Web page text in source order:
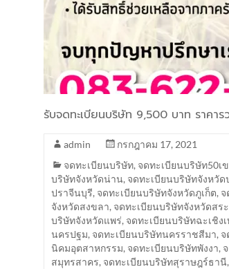
รับจดทะเบียนบริษัท 9,500 บาท ราคาร
admin
กรกฎาคม 17, 2021
จดทะเบียนบริษัท, จดทะเบียนบริษัท50เ
บริษัทจังหวัดน่าน, จดทะเบียนบริษัทจังหวั
ปราจีนบุรี, จดทะเบียนบริษัทจังหวัดภูเก็ต, จ
จังหวัดสงขลา, จดทะเบียนบริษัทจังหวัดสร
บริษัทจังหวัดแพร่, จดทะเบียนบริษัทฉะเชิงเ
นครปฐม, จดทะเบียนบริษัทนครราชสีมา,
นิคมอุตสาหกรรม, จดทะเบียนบริษัทพังงา,
สมุทรสาคร, จดทะเบียนบริษัทสุราษฎร์ธานี,